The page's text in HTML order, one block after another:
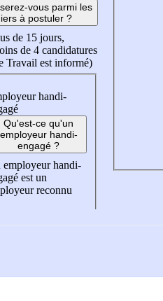
vous parmi les
à postuler ?
de 15 jours,
de 4 candidatures
Travail est informé)
handi-
Qu'est-ce qu'un
employeur handi-
engagé ?
employeur handi-
est un
reconnu